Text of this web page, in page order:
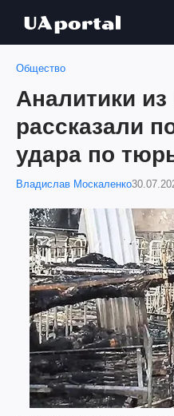
Общество
Аналитики из
рассказали
удара по
Владислав Москаленко